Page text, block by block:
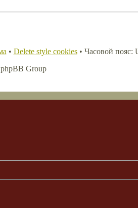
• Delete style cookies• Часовой пояс:
Group